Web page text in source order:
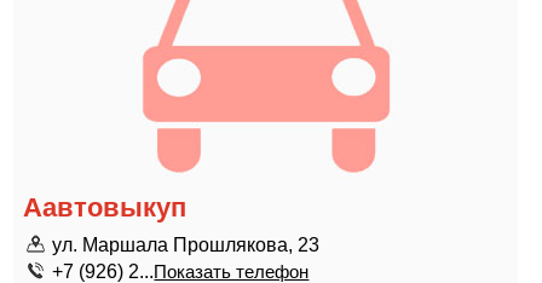
Аавтовыкуп
ул. Маршала Прошлякова, 23
+7 (926) 2...Показать телефон